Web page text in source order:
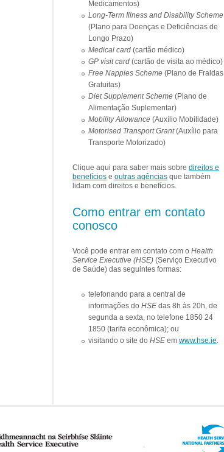
Medicamentos)
Long-Term Illness and Disability Scheme
(Plano para Doenças e Deficiências de
Longo Prazo)
Medical card(cartão médico)
GP visit card(cartão de visita ao médico)
Free Nappies Scheme(Plano de Fraldas
Gratuitas)
Diet Supplement Scheme(Plano de
Alimentação Suplementar)
Mobility Allowance(Auxílio Mobilidade)
Motorised Transport Grant(Auxílio para
Transporte Motorizado)
Clique aqui para saber mais sobre direitos e
benefíciose outras agênciasque também
lidam com direitos e benefícios.
Como entrar em contato
conosco
Você pode entrar em contato com o Health
Service Executive (HSE)(Serviço Executivo
de Saúde) das seguintes formas:
telefonando para a central de
informações do HSEdas 8h às 20h, de
segunda a sexta, no telefone 1850 24
1850 (tarifa econômica); ou
visitando o site do HSEem www.hse.ie